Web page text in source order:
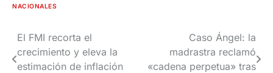
NACIONALES
Navegación
de
El FMI recorta el
crecimiento y eleva la
estimación de inflación
Caso Ángel: la
madrastra reclamó
«cadena perpetua» tras